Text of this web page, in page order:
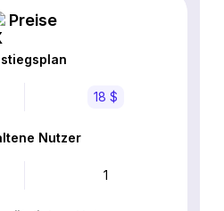
Preise
18 $
Nutzer
1